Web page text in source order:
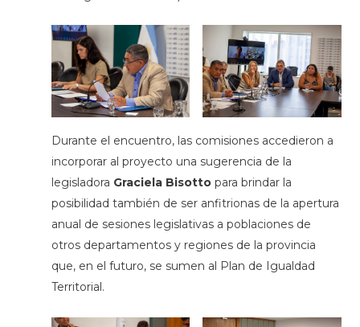
Durante el encuentro, las comisiones accedieron a
incorporar al proyecto una sugerencia de la
legisladora Graciela Bisottopara brindar la
posibilidad también de ser anfitrionas de la apertura
anual de sesiones legislativas a poblaciones de
otros departamentos y regiones de la provincia
que, en el futuro, se sumen al Plan de Igualdad
Territorial.